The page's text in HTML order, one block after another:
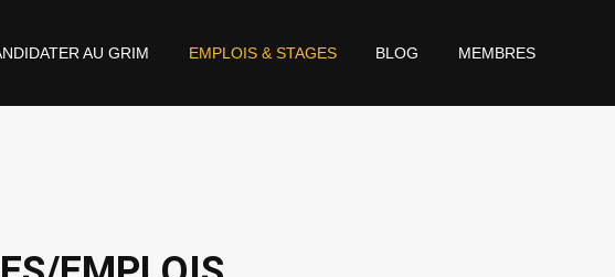
AU GRIM EMPLOIS & STAGES BLOG MEMBRES